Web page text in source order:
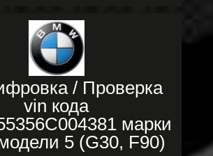
/ Проверка
vin кода
марки
5 (G30, F90)